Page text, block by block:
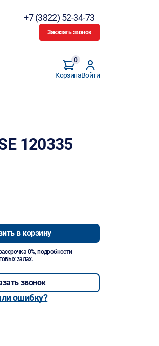
+7 (3822) 52-34-73
Заказать звонок
Корзина
0
Войти
120335
в корзину
0%, подробности
залах.
звонок
ошибку?